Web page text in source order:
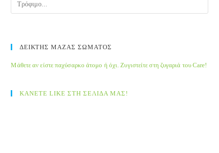
ΔΕΙΚΤΗΣ ΜΑΖΑΣ ΣΩΜΑΤΟΣ
Μάθετε αν είστε παχύσαρκο άτομο ή όχι. Ζυγιστείτε στη ζυγαριά του Care!
ΚΑΝΕΤΕ LIKE ΣΤΗ ΣΕΛΙΔΑ ΜΑΣ!